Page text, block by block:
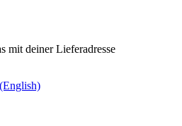
mit deiner Lieferadresse